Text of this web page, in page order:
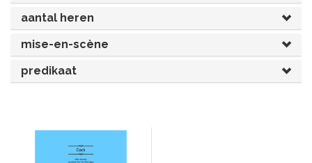
OVERIG (30'-75')
UITGELICHT!
KOSTUUMSTUK
MUSICAL
SINTERKLAASTONEEL
PAASTONEEL
RECHTEN REGELEN
aantal heren
mise-en-scène
predikaat